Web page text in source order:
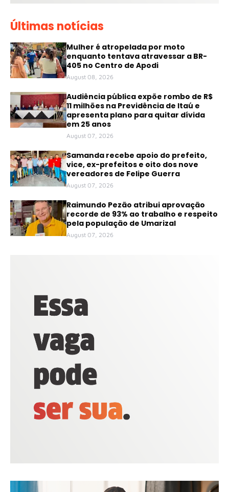
Últimas notícias
Mulher é atropelada por moto
enquanto tentava atravessar a BR-
405 no Centro de Apodi
August 08, 2026
Audiência pública expõe rombo de R$
11 milhões na Previdência de Itaú e
apresenta plano para quitar dívida
em 25 anos
August 07, 2026
Samanda recebe apoio do prefeito,
vice, ex-prefeitos e oito dos nove
vereadores de Felipe Guerra
August 07, 2026
Raimundo Pezão atribui aprovação
recorde de 93% ao trabalho e respeito
pela população de Umarizal
August 07, 2026